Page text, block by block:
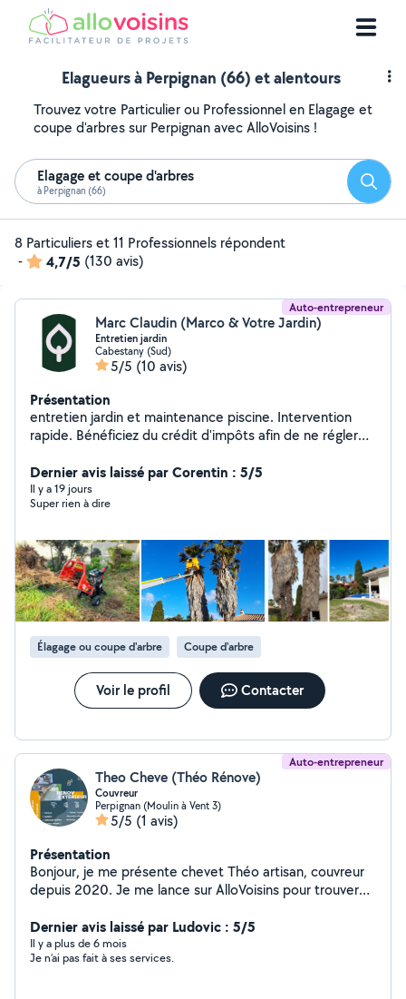
Elagueurs à Perpignan (66) et alentours
Trouvez votre Particulier ou Professionnel en Elagage et
coupe d'arbres sur Perpignan avec AlloVoisins !
Elagage et coupe d'arbres
à Perpignan (66)
8 Particuliers et 11 Professionnels répondent
-
4,7/5 (130 avis)
Auto-entrepreneur
Marc Claudin (Marco & Votre Jardin)
Entretien jardin
Cabestany (Sud)
5/5 (10 avis)
Présentation
entretien jardin et maintenance piscine. Intervention
rapide. Bénéficiez du crédit d'impôts afin de ne régler
Dernier avis laissé par Corentin : 5/5
Il y a 19 jours
Super rien à dire
Élagage ou coupe d'arbre Coupe d'arbre
Voir le profil Contacter
Auto-entrepreneur
Theo Cheve (Théo Rénove)
Couvreur
Perpignan (Moulin à Vent 3)
5/5 (1 avis)
Présentation
Bonjour, je me présente chevet Théo artisan, couvreur
depuis 2020. Je me lance sur AlloVoisins pour trouver
vos mains pour entretenir vos chez vous. Merci à bientôt
Dernier avis laissé par Ludovic : 5/5
Il y a plus de 6 mois
Je n’ai pas fait à ses services.